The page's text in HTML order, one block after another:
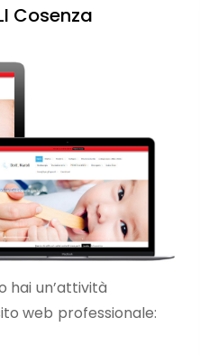
Cosenza
hai un’attività
web professionale: